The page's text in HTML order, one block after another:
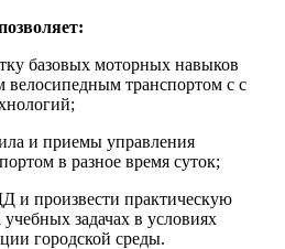
базовых моторных навыков
велосипедным транспортом c с
и приемы управления
в разное время суток;
и произвести практическую
задачах в условиях
городской среды.